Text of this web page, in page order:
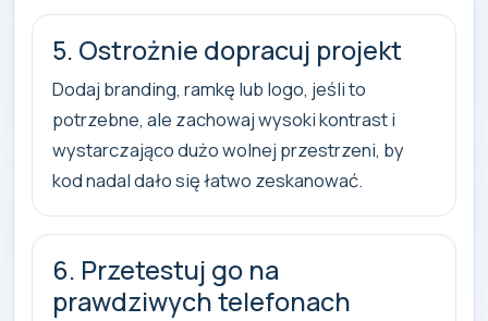
5. Ostrożnie dopracuj projekt
Dodaj branding, ramkę lub logo, jeśli to
potrzebne, ale zachowaj wysoki kontrast i
wystarczająco dużo wolnej przestrzeni, by
kod nadal dało się łatwo zeskanować.
6. Przetestuj go na
prawdziwych telefonach